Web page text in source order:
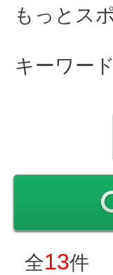
もっとス
キーワード
全13件